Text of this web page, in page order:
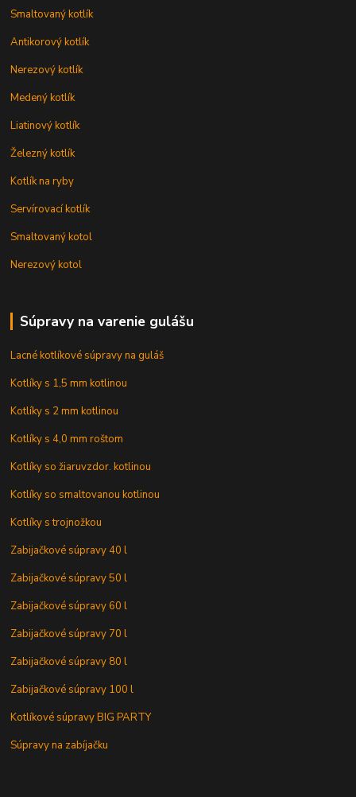
Smaltovaný kotlík
Antikorový kotlík
Nerezový kotlík
Medený kotlík
Liatinový kotlík
Železný kotlík
Kotlík na ryby
Servírovací kotlík
Smaltovaný kotol
Nerezový kotol
Súpravy na varenie gulášu
Lacné kotlíkové súpravy na guláš
Kotlíky s 1,5 mm kotlinou
Kotlíky s 2 mm kotlinou
Kotlíky s 4,0 mm roštom
Kotlíky so žiaruvzdor. kotlinou
Kotlíky so smaltovanou kotlinou
Kotlíky s trojnožkou
Zabijačkové súpravy 40 l
Zabijačkové súpravy 50 l
Zabijačkové súpravy 60 l
Zabijačkové súpravy 70 l
Zabijačkové súpravy 80 l
Zabijačkové súpravy 100 l
Kotlíkové súpravy BIG PARTY
Súpravy na zabíjačku